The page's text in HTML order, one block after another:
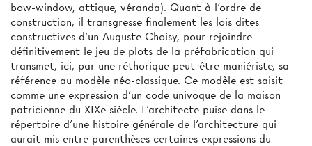
bow-window, attique, véranda). Quant à l'ordre de
construction, il transgresse finalement les lois dites
constructives d'un Auguste Choisy, pour rejoindre
définitivement le jeu de plots de la préfabrication qui
transmet, ici, par une réthorique peut-être maniériste, sa
référence au modèle néo-classique. Ce modèle est saisit
comme une expression d’un code univoque de la maison
patricienne du XIXe siècle. L'architecte puise dans le
répertoire d'une histoire générale de l’architecture qui
aurait mis entre parenthèses certaines expressions du